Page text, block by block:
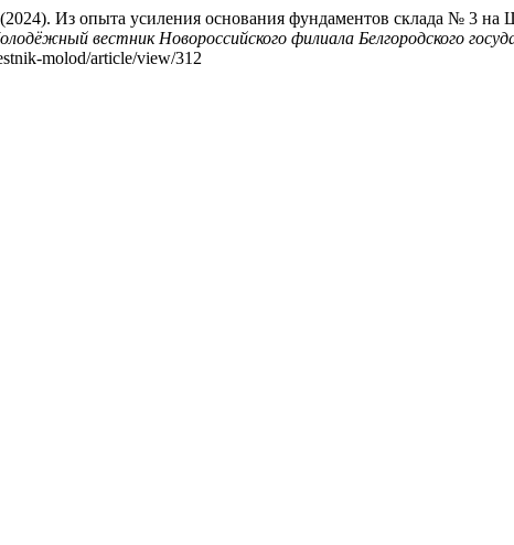
Из опыта усиления основания фундаментов склада № 3 на
вестник Новороссийского филиала Белгородского
molod/article/view/312